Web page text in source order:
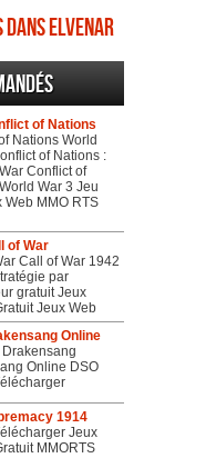
dans Elvenar
of Nations
Nations World
of Nations :
Conflict of
War 3 Jeu
Web MMO RTS
of War
Call of War 1942
par
gratuit Jeux
Jeux Web
Online
Online DSO
1914
Jeux
MMORTS